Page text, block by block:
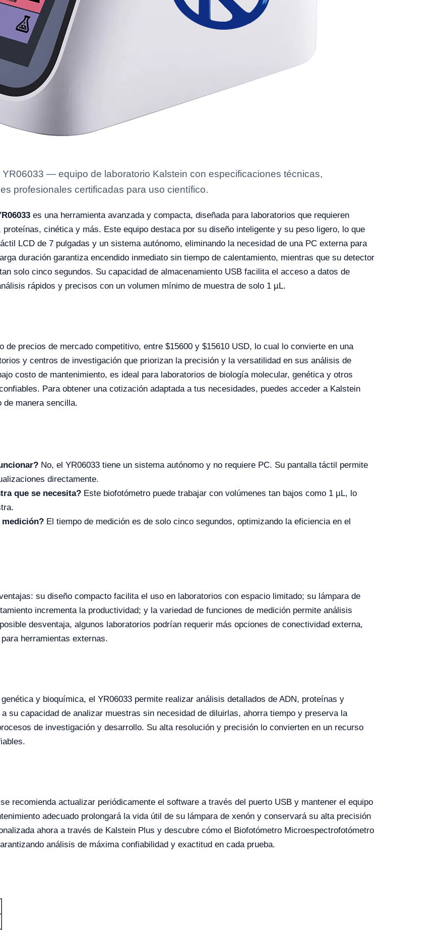
— equipo de laboratorio Kalstein con especificaciones técnicas,
profesionales certificadas para uso científico.
es una herramienta avanzada y compacta, diseñada para laboratorios que requieren
cinética y más. Este equipo destaca por su diseño inteligente y su peso ligero, lo que
LCD de 7 pulgadas y un sistema autónomo, eliminando la necesidad de una PC externa para
duración garantiza encendido inmediato sin tiempo de calentamiento, mientras que su detector
solo cinco segundos. Su capacidad de almacenamiento USB facilita el acceso a datos de
rápidos y precisos con un volumen mínimo de muestra de solo 1 µL.
de precios de mercado competitivo, entre $15600 y $15610 USD, lo cual lo convierte en una
y centros de investigación que priorizan la precisión y la versatilidad en sus análisis de
costo de mantenimiento, es ideal para laboratorios de biología molecular, genética y otros
Para obtener una cotización adaptada a tus necesidades, puedes acceder a Kalstein
de manera sencilla.
No, el YR06033 tiene un sistema autónomo y no requiere PC. Su pantalla táctil permite
directamente.
que se necesita? Este biofotómetro puede trabajar con volúmenes tan bajos como 1 µL, lo
medición? El tiempo de medición es de solo cinco segundos, optimizando la eficiencia en el
su diseño compacto facilita el uso en laboratorios con espacio limitado; su lámpara de
incrementa la productividad; y la variedad de funciones de medición permite análisis
desventaja, algunos laboratorios podrían requerir más opciones de conectividad externa,
herramientas externas.
y bioquímica, el YR06033 permite realizar análisis detallados de ADN, proteínas y
su capacidad de analizar muestras sin necesidad de diluirlas, ahorra tiempo y preserva la
de investigación y desarrollo. Su alta resolución y precisión lo convierten en un recurso
recomienda actualizar periódicamente el software a través del puerto USB y mantener el equipo
adecuado prolongará la vida útil de su lámpara de xenón y conservará su alta precisión
ahora a través de Kalstein Plus y descubre cómo el Biofotómetro Microespectrofotómetro
análisis de máxima confiabilidad y exactitud en cada prueba.